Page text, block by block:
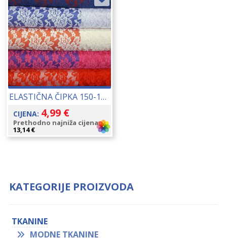
ELASTIČNA ČIPKA 150-155 CM 16336
CIJENA: 4,99 €
Prethodno najniža cijena:
13,14€
KATEGORIJE PROIZVODA
TKANINE
MODNE TKANINE